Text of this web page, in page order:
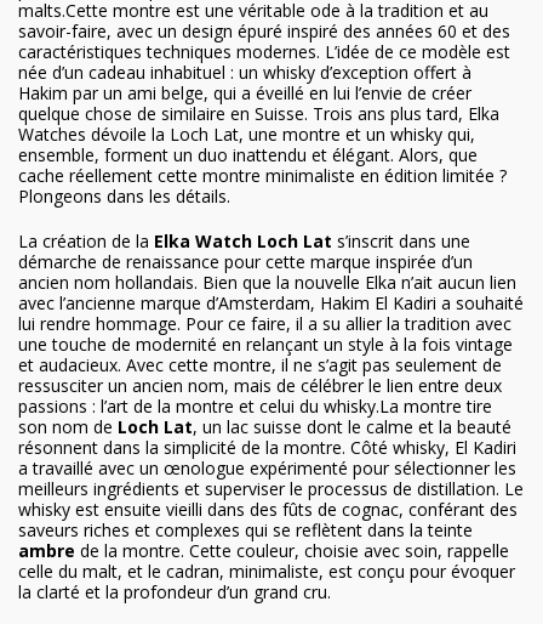
malts.Cette montre est une véritable ode à la tradition et au
savoir-faire, avec un design épuré inspiré des années 60 et des
caractéristiques techniques modernes. L’idée de ce modèle est
née d’un cadeau inhabituel : un whisky d’exception offert à
Hakim par un ami belge, qui a éveillé en lui l’envie de créer
quelque chose de similaire en Suisse. Trois ans plus tard, Elka
Watches dévoile la Loch Lat, une montre et un whisky qui,
ensemble, forment un duo inattendu et élégant. Alors, que
cache réellement cette montre minimaliste en édition limitée ?
Plongeons dans les détails.
La création de la Elka Watch Loch Lat s’inscrit dans une
démarche de renaissance pour cette marque inspirée d’un
ancien nom hollandais. Bien que la nouvelle Elka n’ait aucun lien
avec l’ancienne marque d’Amsterdam, Hakim El Kadiri a souhaité
lui rendre hommage. Pour ce faire, il a su allier la tradition avec
une touche de modernité en relançant un style à la fois vintage
et audacieux. Avec cette montre, il ne s’agit pas seulement de
ressusciter un ancien nom, mais de célébrer le lien entre deux
passions : l’art de la montre et celui du whisky.La montre tire
son nom de Loch Lat, un lac suisse dont le calme et la beauté
résonnent dans la simplicité de la montre. Côté whisky, El Kadiri
a travaillé avec un œnologue expérimenté pour sélectionner les
meilleurs ingrédients et superviser le processus de distillation. Le
whisky est ensuite vieilli dans des fûts de cognac, conférant des
saveurs riches et complexes qui se reflètent dans la teinte
ambre de la montre. Cette couleur, choisie avec soin, rappelle
celle du malt, et le cadran, minimaliste, est conçu pour évoquer
la clarté et la profondeur d’un grand cru.